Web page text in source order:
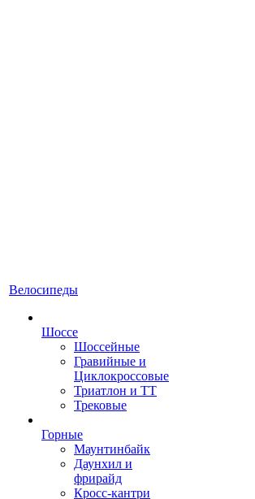
Велосипеды
Шоссе
Шоссейные
Гравийные и
Циклокроссовые
Триатлон и ТТ
Трековые
Горные
Маунтинбайк
Даунхил и
фрирайд
Кросс-кантри